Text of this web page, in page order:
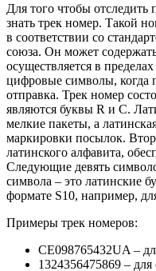
Для того чтобы
знать трек номер. Такой
в соответствии со
союза. Он может
осуществляется в
цифровые символы, когда
отправка. Трек номер
являются буквы R и С.
мелкие пакеты, а
маркировки посылок.
латинского алфавита,
Следующие девять
символа – это латинские
формате S10, например,
Примеры трек номеров:
СE098765432UA –
1324356475869 –